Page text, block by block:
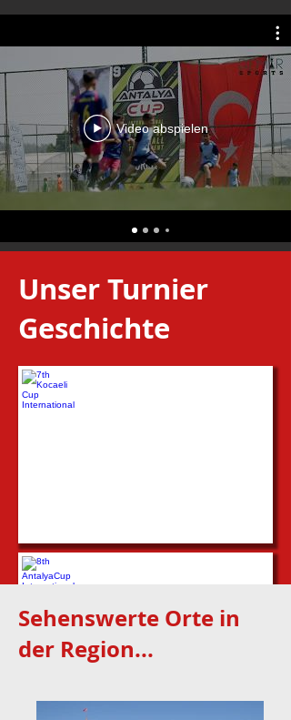
Video abspielen
Unser Turnier
Geschichte
7th Kocaeli Cup International
8th AntalyaCup International Youth
Sehenswerte Orte in
der Region...